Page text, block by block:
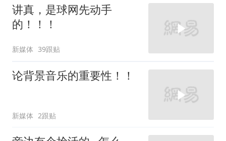
讲真，是球网先动手
的！！！
新媒体 39跟贴
论背景音乐的重要性！！
新媒体 2跟贴